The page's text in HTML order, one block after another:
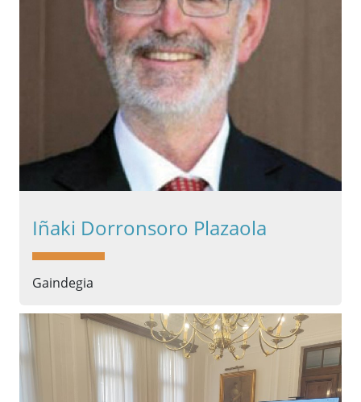
Iñaki Dorronsoro Plazaola
Gaindegia